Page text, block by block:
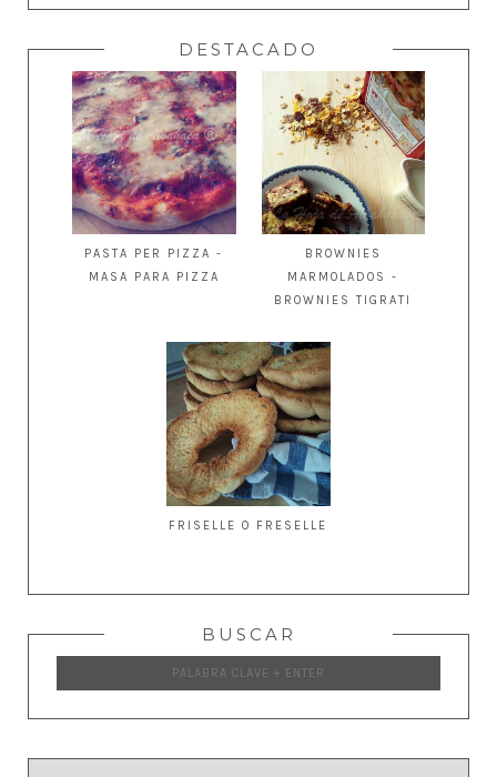
DESTACADO
PASTA PER PIZZA -
MASA PARA PIZZA
BROWNIES
MARMOLADOS -
BROWNIES TIGRATI
FRISELLE O FRESELLE
BUSCAR